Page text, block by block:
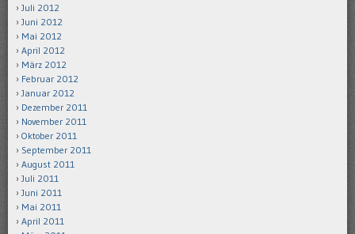
Juli 2012
Juni 2012
Mai 2012
April 2012
März 2012
Februar 2012
Januar 2012
Dezember 2011
November 2011
Oktober 2011
September 2011
August 2011
Juli 2011
Juni 2011
Mai 2011
April 2011